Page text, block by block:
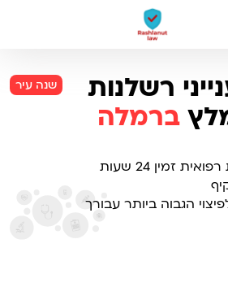
רשלנות
ברמלה
שנה עיר
זמין 24 שעות
הגבוה ביותר עבורך